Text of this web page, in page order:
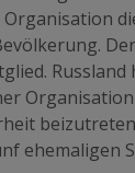
Russland
ehemaligen